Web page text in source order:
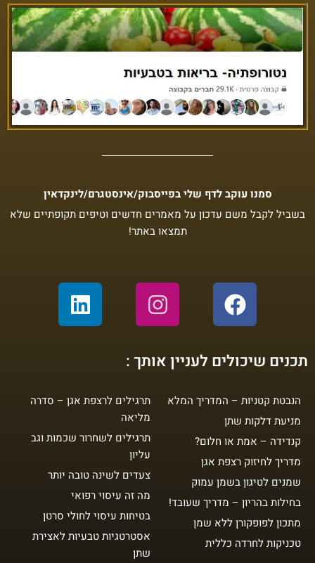
סמנו עוקב לדף שלי בפייסבוק/אינסטגרם/לינקדאין
בשביל לקבל משם עדכון על מאמרים חדשים וטיפים תקופתיים שלא
תמצאו באתר!
תכנים שיכולים לעניין אותך :
הנבטת קטניות – המדריך המלא
מניעת דלקות שתן
קנדידה – אמת או חלום?
מדריך לחיזוק רצפת אגן
שמנים לטיגון בשמן עמוק
בחילות בהריון – מדריך שעובד!
מתכון לפופקורן ללא שמן
טכניקות לחרדה כללית
תרגילים לרצפת אגן – סדרה
מליאה
תרגילים לשחרור שכמות וגב
עליון
צעדים לשינה טובה יותר
מה זה עיסוי רפואי
בטיחות עיסוי לחולי סרטן
אסטרטגיות טבעיות לאצירת
שתן